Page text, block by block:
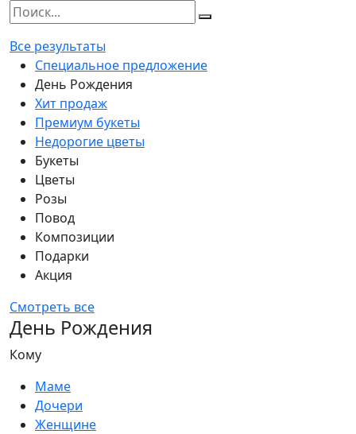
Все результаты
Специальное предложение
День Рождения
Хит продаж
Премиум букеты
Недорогие цветы
Букеты
Цветы
Розы
Повод
Композиции
Подарки
Акция
Смотреть все
День Рождения
Кому
Маме
Дочери
Женщине